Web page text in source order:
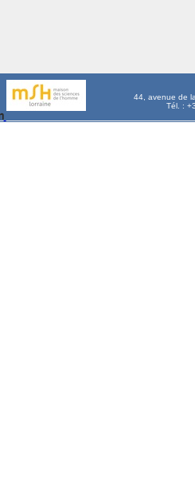
44, avenue de
Tél. :